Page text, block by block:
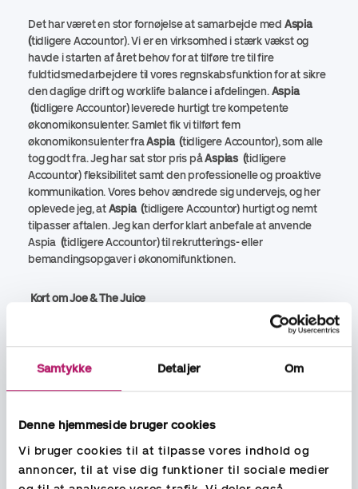
Samtykke Detaljer Om
Denne hjemmeside bruger cookies
Vi bruger cookies til at tilpasse vores indhold og
annoncer, til at vise dig funktioner til sociale medier
Det har været en stor fornøjelse at samarbejde med Aspia
(tidligereAccountor). Vi er en virksomhed i stærk vækst og
havde i starten af året behov for at tilføre tre til fire
fuldtidsmedarbejdere til vores regnskabsfunktion for at sikre
den daglige drift og worklife balance i afdelingen.Aspia
(tidligereAccountor) leverede hurtigt tre kompetente
økonomikonsulenter. Samlet fik vi tilført fem
økonomikonsulenter fraAspia (tidligereAccountor), som alle
tog godt fra. Jeg har sat stor pris påAspias (tidligere
Accountor) fleksibilitet samt den professionelle og proaktive
kommunikation. Vores behov ændrede sig undervejs, og her
oplevede jeg, atAspia (tidligereAccountor) hurtigt og nemt
tilpasser aftalen. Jeg kan derfor klart anbefale at anvende
Aspia (tidligereAccountor) til rekrutterings- eller
bemandingsopgaver i økonomifunktionen.
Kort om Joe & The Juice
Joe & The Juice A/S er en restaurationskæde, der primært
sælger juice, kaffe og sandwich. Kæden findes over 300
steder i Europa, Australia, Europe, North America.
Virksomheden blev grundlagt i 2002 af Kaspar Basse med
Skriv til os her, hvis du vil høre mere om vores